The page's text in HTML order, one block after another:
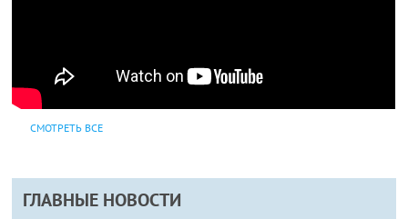
ГЛАВНЫЕ НОВОСТИ
СМОТРЕТЬ ВСЕ